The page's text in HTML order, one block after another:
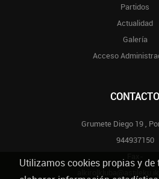
Partidos
Actualidad
Galería
Acceso
CONTACTO
Grumete Diego 19 ,
944937150
Utilizamos cookies propias y de